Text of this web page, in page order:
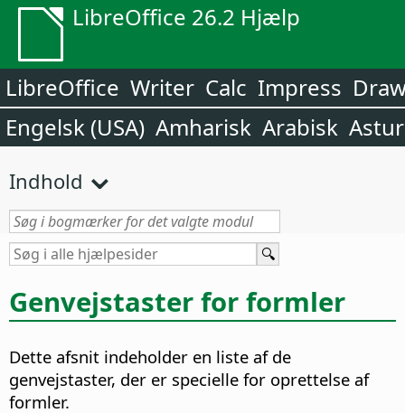
LibreOffice 26.2 Hjælp
LibreOffice Writer Calc Impress
Engelsk (USA) Amharisk Arabisk
Indhold
Genvejstaster for formler
Dette afsnit indeholder en liste af de
genvejstaster, der er specielle for oprettelse af
formler.